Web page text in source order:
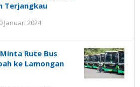
Terjangkau
Januari 2024
Susanto
Rute Bus
ke Lamongan